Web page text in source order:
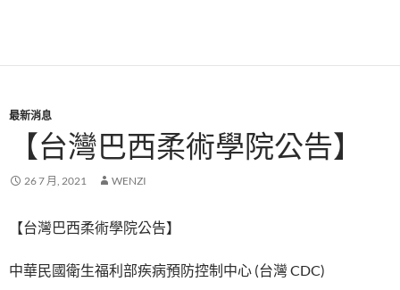
最新消息
【台灣巴西柔術學院公告】
26 7 月, 2021 WENZI
【台灣巴西柔術學院公告】
中華民國衛生福利部疾病預防控制中心 (台灣 CDC)